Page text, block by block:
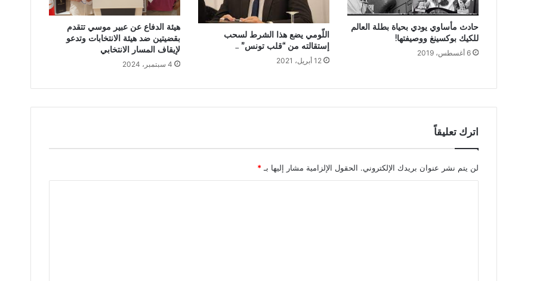
حادث مأساوي يودي بحياة بطلة العالم
للكيك بوكسينغ ووصيفتها!
6 أغسطس، 2019
اللّومي يضع هذا الشرط لسحب
إستقالته من “قلب تونس” ..
12 أبريل، 2021
هيئة الدفاع عن عبير موسي تتقدم
بقضيتين ضد هيئة الانتخابات وتدعو
لإيقاف المسار الانتخابي
4 سبتمبر، 2024
اترك تعليقاً
لن يتم نشر عنوان بريدك الإلكتروني. الحقول الإلزامية مشار إليها بـ*